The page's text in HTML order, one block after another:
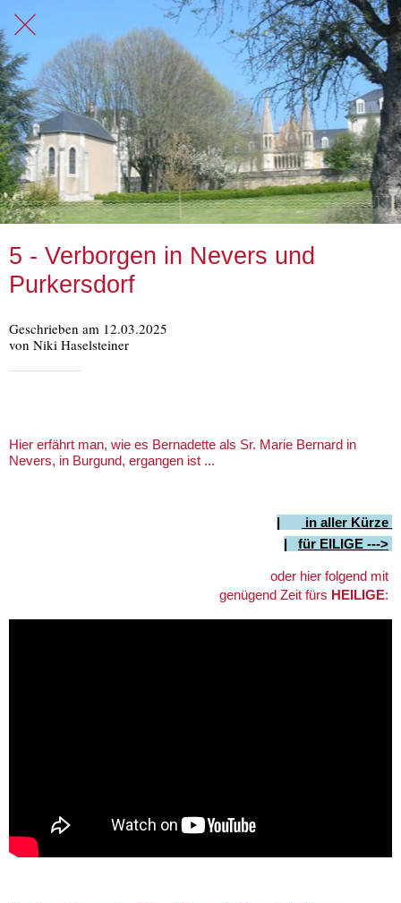
5 - Verborgen in Nevers und
Purkersdorf
Geschrieben am 12.03.2025
von Niki Haselsteiner
Hier erfährt man, wie es Bernadette als Sr. Marie Bernard in
Nevers, in Burgund, ergangen ist ...
|
in aller Kürze
| für EILIGE --->
oder hier folgend mit
genügend Zeit fürs HEILIGE: